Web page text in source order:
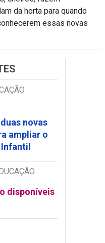
da horta para quando
essas novas
novas
ampliar o
disponíveis